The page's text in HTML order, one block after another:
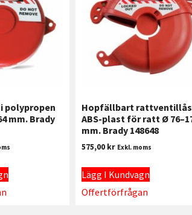
polypropen
mm. Brady
Hopfällbart
ABS-plast för ratt Ø
mm. Brady 148648
575,00 kr Exkl. moms
Lägg I Kundvagn
Offertförfrågan